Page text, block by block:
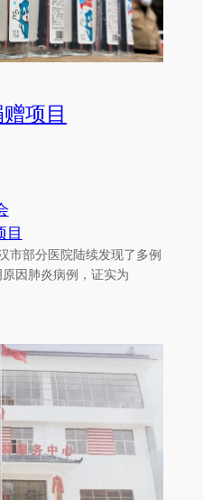
项目
目
市部分医院陆续发现了多例
因肺炎病例，证实为